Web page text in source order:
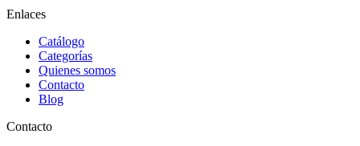
Enlaces
Catálogo
Categorías
Quienes somos
Contacto
Blog
Contacto